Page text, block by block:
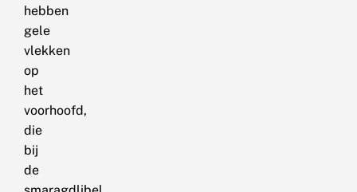
hebben
gele
vlekken
op
het
voorhoofd,
die
bij
de